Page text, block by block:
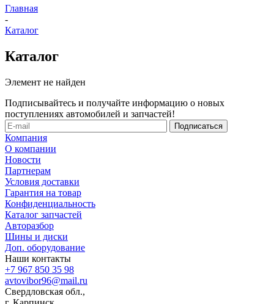
Главная
-
Каталог
Каталог
Элемент не найден
Подписывайтесь и получайте информацию о новых
поступлениях автомобилей и запчастей!
Компания
О компании
Новости
Партнерам
Условия доставки
Гарантия на товар
Конфиденциальность
Каталог запчастей
Авторазбор
Шины и диски
Доп. оборудование
Наши контакты
+7 967 850 35 98
avtovibor96@mail.ru
Свердловская обл.,